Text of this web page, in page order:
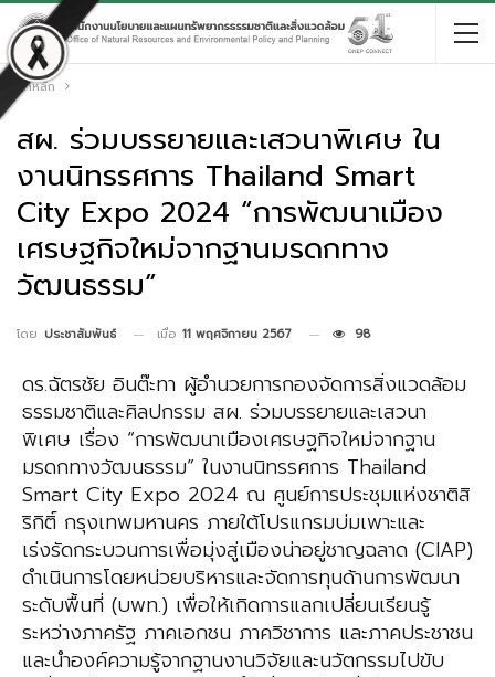
หน้าหลัก
สผ. ร่วมบรรยายและเสวนาพิเศษ ใน
งานนิทรรศการ Thailand Smart
City Expo 2024 “การพัฒนาเมือง
เศรษฐกิจใหม่จากฐานมรดกทาง
วัฒนธรรม”
โดย ประชาสัมพันธ์ เมื่อ 11 พฤศจิกายน 2567 98
ดร.ฉัตรชัย อินต๊ะทา ผู้อำนวยการกองจัดการสิ่งแวดล้อม
ธรรมชาติและศิลปกรรม สผ. ร่วมบรรยายและเสวนา
พิเศษ เรื่อง “การพัฒนาเมืองเศรษฐกิจใหม่จากฐาน
มรดกทางวัฒนธรรม” ในงานนิทรรศการ Thailand
Smart City Expo 2024 ณ ศูนย์การประชุมแห่งชาติสิ
ริกิติ์ กรุงเทพมหานคร ภายใต้โปรแกรมบ่มเพาะและ
เร่งรัดกระบวนการเพื่อมุ่งสู่เมืองน่าอยู่ชาญฉลาด (CIAP)
ดำเนินการโดยหน่วยบริหารและจัดการทุนด้านการพัฒนา
ระดับพื้นที่ (บพท.) เพื่อให้เกิดการแลกเปลี่ยนเรียนรู้
ระหว่างภาครัฐ ภาคเอกชน ภาควิชาการ และภาคประชาชน
และนำองค์ความรู้จากฐานงานวิจัยและนวัตกรรมไปขับ